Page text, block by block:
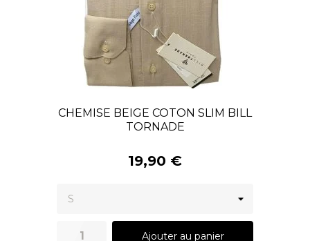
CHEMISE BEIGE COTON SLIM BILL
TORNADE
19,90 €
Ajouter au panier